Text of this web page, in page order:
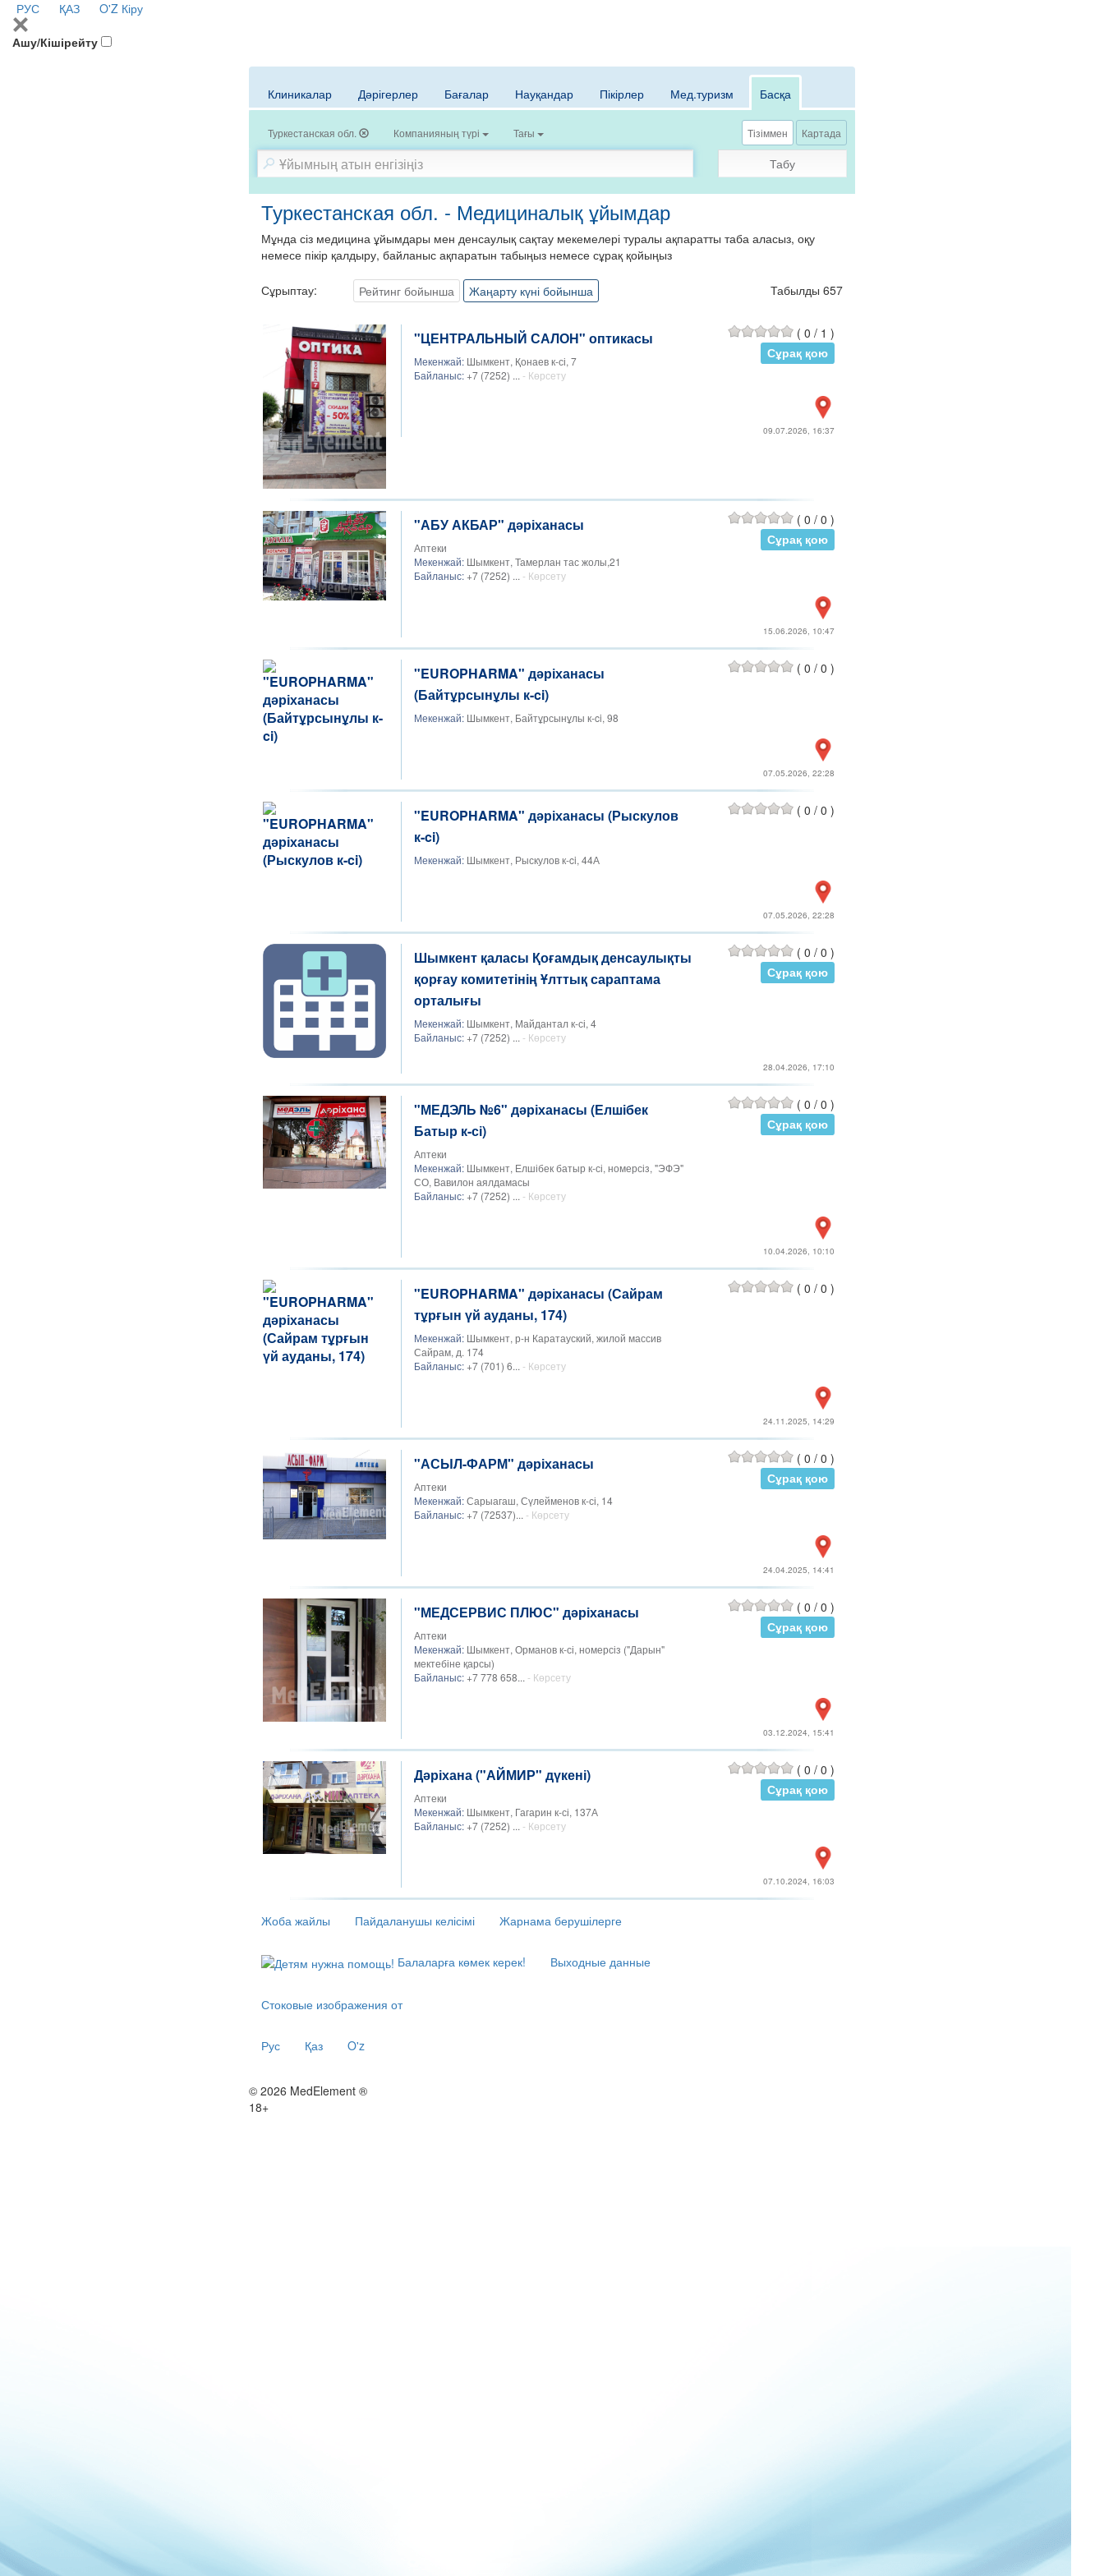
РУС ҚАЗ O'Z Кіру
Ашу/Кішірейту
Клиникалар Дәрігерлер Бағалар Науқандар Пікірлер Мед.туризм Басқа
Туркестанская обл. Компанияның түрі Тағы Тізіммен Картада
Табу
Туркестанская обл. - Медициналық ұйымдар
Мұнда сіз медицина ұйымдары мен денсаулық сақтау мекемелері туралы ақпаратты таба аласыз, оқу
немесе пікір қалдыру, байланыс ақпаратын табыңыз немесе сұрақ қойыңыз
Сұрыптау: Рейтинг бойынша Жаңарту күні бойынша Табылды 657
"ЦЕНТРАЛЬНЫЙ САЛОН" оптикасы
Мекенжай:Шымкент, Қонаев к-сі, 7
Байланыс: +7 (7252) ... - Көрсету
( 0 / 1 )
Сұрақ қою
09.07.2026, 16:37
"АБУ АКБАР" дәріханасы
Аптеки
Мекенжай:Шымкент, Тамерлан тас жолы,21
Байланыс: +7 (7252) ... - Көрсету
( 0 / 0 )
Сұрақ қою
15.06.2026, 10:47
"EUROPHARMA" дәріханасы
(Байтұрсынұлы к-ci)
Мекенжай:Шымкент, Байтұрсынұлы к-ci, 98
( 0 / 0 )
07.05.2026, 22:28
"EUROPHARMA" дәріханасы (Рыскулов
к-ci)
Мекенжай:Шымкент, Рыскулов к-ci, 44А
( 0 / 0 )
07.05.2026, 22:28
Шымкент қаласы Қоғамдық денсаулықты
қорғау комитетінің Ұлттық сараптама
орталығы
Мекенжай:Шымкент, Майдантал к-сі, 4
Байланыс: +7 (7252) ... - Көрсету
( 0 / 0 )
Сұрақ қою
28.04.2026, 17:10
"МЕДЭЛЬ №6" дәріханасы (Елшібек
Батыр к-сі)
Аптеки
Мекенжай:Шымкент, Елшібек батыр к-сі, номерсіз, "ЭФЭ"
СО, Вавилон аялдамасы
Байланыс: +7 (7252) ... - Көрсету
( 0 / 0 )
Сұрақ қою
10.04.2026, 10:10
"EUROPHARMA" дәріханасы (Сайрам
тұрғын үй ауданы, 174)
Мекенжай:Шымкент, р-н Каратауский, жилой массив
Сайрам, д. 174
Байланыс: +7 (701) 6... - Көрсету
( 0 / 0 )
24.11.2025, 14:29
"АСЫЛ-ФАРМ" дәріханасы
Аптеки
Мекенжай:Сарыагаш, Сүлейменов к-сі, 14
Байланыс: +7 (72537)... - Көрсету
( 0 / 0 )
Сұрақ қою
24.04.2025, 14:41
"МЕДСЕРВИС ПЛЮС" дәріханасы
Аптеки
Мекенжай:Шымкент, Орманов к-сі, номерсіз ("Дарын"
мектебіне қарсы)
Байланыс: +7 778 658... - Көрсету
( 0 / 0 )
Сұрақ қою
03.12.2024, 15:41
Дәріхана ("АЙМИР" дүкені)
Аптеки
Мекенжай:Шымкент, Гагарин к-сі, 137А
Байланыс: +7 (7252) ... - Көрсету
( 0 / 0 )
Сұрақ қою
07.10.2024, 16:03
Жоба жайлы Пайдаланушы келісімі Жарнама берушілерге
Балаларға көмек керек! Выходные данные
Стоковые изображения от
Рус Қаз O'z
© 2026 MedElement ®
18+